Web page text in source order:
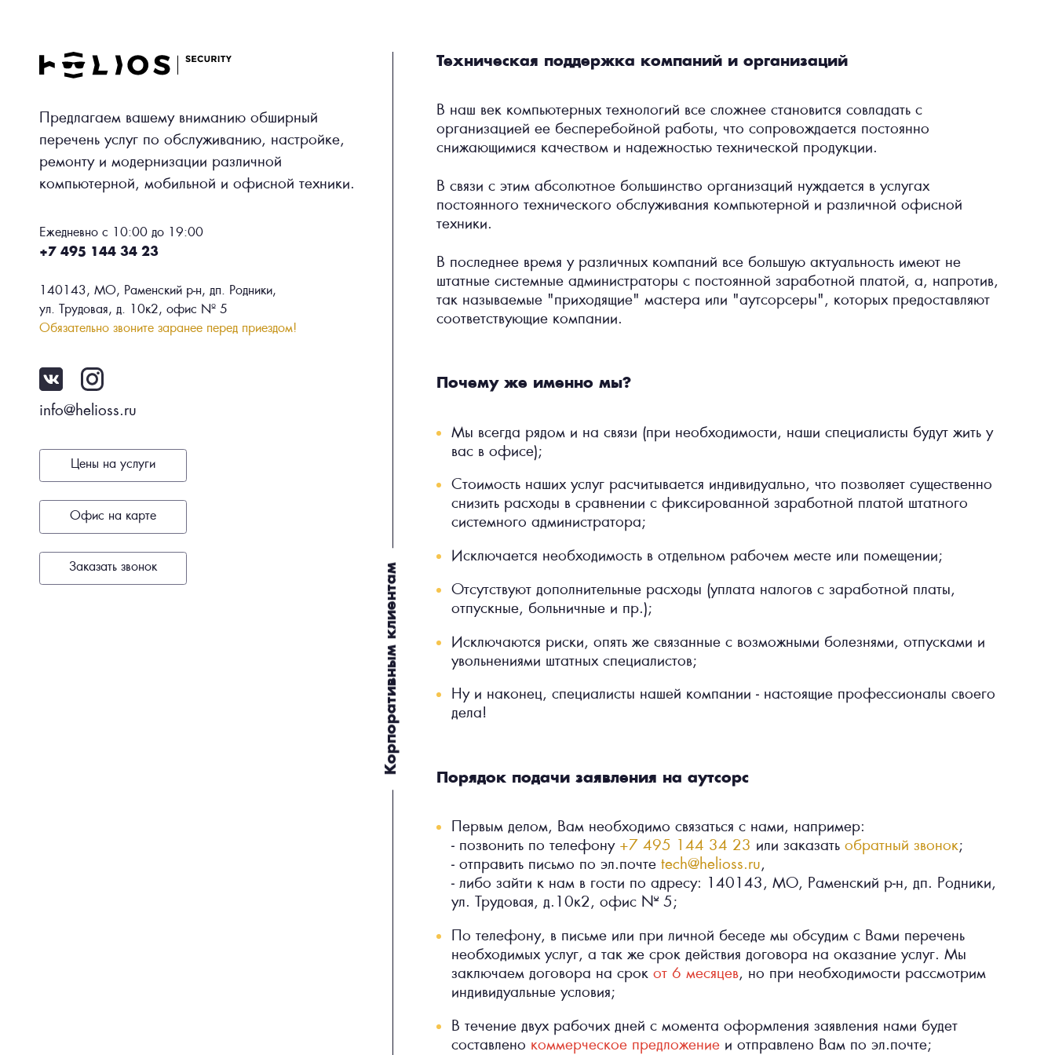
Предлагаем вашему вниманию обширный
перечень услуг по обслуживанию, настройке,
ремонту и модернизации различной
компьютерной, мобильной и офисной техники.
Ежедневно с 10:00 до 19:00
+7 495 144 34 23
140143, МО, Раменский р-н, дп. Родники,
ул. Трудовая, д. 10к2, офис № 5
Обязательно звоните заранее перед приездом!
info@helioss.ru
Цены на услуги
Офис на карте
Заказать звонок Корпоративным клиентам
Техническая поддержка компаний и организаций
В наш век компьютерных технологий все сложнее становится совладать с
организацией ее бесперебойной работы, что сопровождается постоянно
снижающимися качеством и надежностью технической продукции.
В связи с этим абсолютное большинство организаций нуждается в услугах
постоянного технического обслуживания компьютерной и различной офисной
техники.
В последнее время у различных компаний все большую актуальность имеют не
штатные системные администраторы с постоянной заработной платой, а, напротив,
так называемые "приходящие" мастера или "аутсорсеры", которых предоставляют
соответствующие компании.
Почему же именно мы?
Мы всегда рядом и на связи (при необходимости, наши специалисты будут жить у
вас в офисе);
Стоимость наших услуг расчитывается индивидуально, что позволяет существенно
снизить расходы в сравнении с фиксированной заработной платой штатного
системного администратора;
Исключается необходимость в отдельном рабочем месте или помещении;
Отсутствуют дополнительные расходы (уплата налогов с заработной платы,
отпускные, больничные и пр.);
Исключаются риски, опять же связанные с возможными болезнями, отпусками и
увольнениями штатных специалистов;
Ну и наконец, специалисты нашей компании - настоящие профессионалы своего
дела!
Порядок подачи заявления на аутсорс
Первым делом, Вам необходимо связаться с нами, например:
- позвонить по телефону +7 495 144 34 23 или заказатьобратный звонок;
- отправить письмо по эл.почтеtech@helioss.ru,
- либо зайти к нам в гости по адресу: 140143, МО, Раменский р-н, дп. Родники,
ул. Трудовая, д.10к2, офис № 5;
По телефону, в письме или при личной беседе мы обсудим с Вами перечень
необходимых услуг, а так же срок действия договора на оказание услуг. Мы
заключаем договора на срокот 6 месяцев, но при необходимости рассмотрим
индивидуальные условия;
В течение двух рабочих дней с момента оформления заявления нами будет
составлено коммерческое предложение и отправлено Вам по эл.почте;